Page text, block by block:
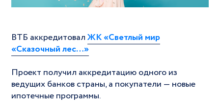
ВТБ аккредитовалЖК «Светлый мир
«Сказочный лес…»
Проект получил аккредитацию одного из
ведущих банков страны, а покупатели — новые
ипотечные программы.